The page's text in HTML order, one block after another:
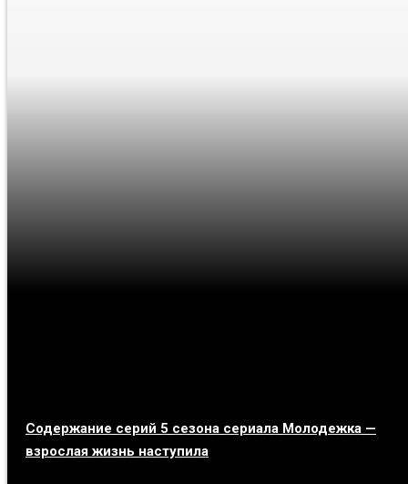
Содержание серий 5 сезона сериала Молодежка —
взрослая жизнь наступила